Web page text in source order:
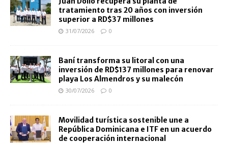
tratamiento tras 20 años con inversión
superior a RD$37 millones
31/07/2026 0
Baní transforma su litoral con una
inversión de RD$137 millones para renovar
playa Los Almendros y su malecón
30/07/2026 0
Movilidad turística sostenible une a
República Dominicana e ITF en un acuerdo
de cooperación internacional